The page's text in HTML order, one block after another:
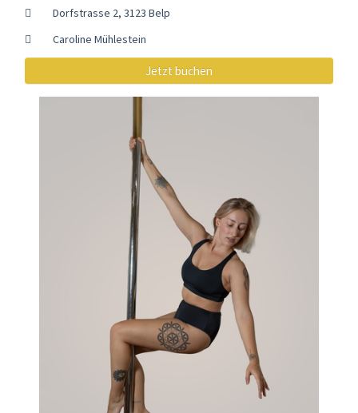
Dorfstrasse 2, 3123 Belp
Caroline Mühlestein
Jetzt buchen